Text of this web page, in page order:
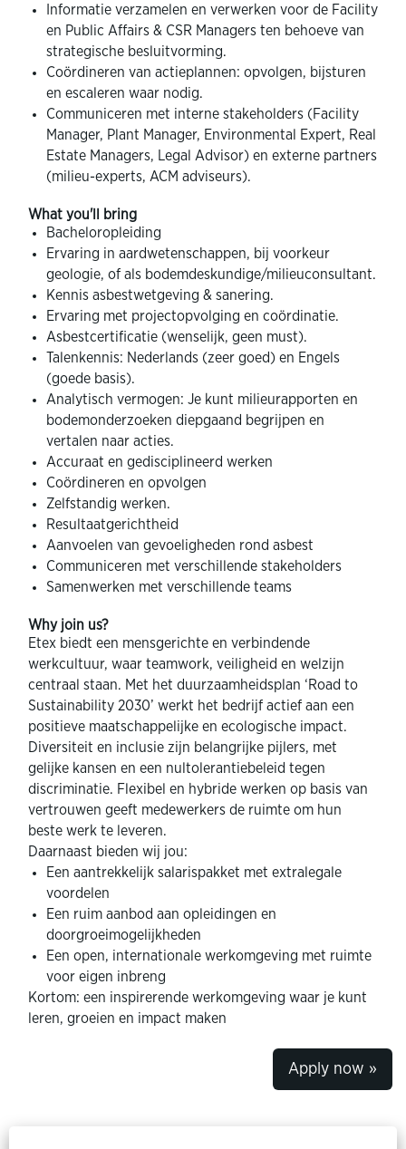
Informatie verzamelen en verwerken voor de Facility
en Public Affairs & CSR Managers ten behoeve van
strategische besluitvorming.
Coördineren van actieplannen: opvolgen, bijsturen
en escaleren waar nodig.
Communiceren met interne stakeholders (Facility
Manager, Plant Manager, Environmental Expert, Real
Estate Managers, Legal Advisor) en externe partners
(milieu-experts, ACM adviseurs).
What you'll bring
Bacheloropleiding
Ervaring in aardwetenschappen, bij voorkeur
geologie, of als bodemdeskundige/milieuconsultant.
Kennis asbestwetgeving & sanering.
Ervaring met projectopvolging en coördinatie.
Asbestcertificatie (wenselijk, geen must).
Talenkennis: Nederlands (zeer goed) en Engels
(goede basis).
Analytisch vermogen: Je kunt milieurapporten en
bodemonderzoeken diepgaand begrijpen en
vertalen naar acties.
Accuraat en gedisciplineerd werken
Coördineren en opvolgen
Zelfstandig werken.
Resultaatgerichtheid
Aanvoelen van gevoeligheden rond asbest
Communiceren met verschillende stakeholders
Samenwerken met verschillende teams
Why join us?
Etex biedt een mensgerichte en verbindende
werkcultuur, waar teamwork, veiligheid en welzijn
centraal staan. Met het duurzaamheidsplan ‘Road to
Sustainability 2030’ werkt het bedrijf actief aan een
positieve maatschappelijke en ecologische impact.
Diversiteit en inclusie zijn belangrijke pijlers, met
gelijke kansen en een nultolerantiebeleid tegen
discriminatie. Flexibel en hybride werken op basis van
vertrouwen geeft medewerkers de ruimte om hun
beste werk te leveren.
Daarnaast bieden wij jou:
Een aantrekkelijk salarispakket met extralegale
voordelen
Een ruim aanbod aan opleidingen en
doorgroeimogelijkheden
Een open, internationale werkomgeving met ruimte
voor eigen inbreng
Kortom: een inspirerende werkomgeving waar je kunt
leren, groeien en impact maken
Apply now »